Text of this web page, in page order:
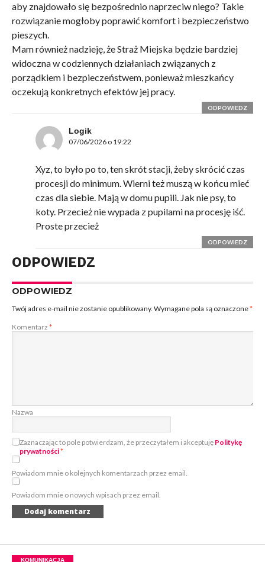
aby znajdowało się bezpośrednio naprzeciw niego? Takie
rozwiązanie mogłoby poprawić komfort i bezpieczeństwo
pieszych.
Mam również nadzieję, że Straż Miejska będzie bardziej
widoczna w codziennych działaniach związanych z
porządkiem i bezpieczeństwem, ponieważ mieszkańcy
oczekują konkretnych efektów jej pracy.
ODPOWIEDZ
Logik
07/06/2026 o 19:22
Xyz, to było po to, ten skrót stacji, żeby skrócić czas
procesji do minimum. Wierni też muszą w końcu mieć
czas dla siebie. Mają w domu pupili. Jak nie psy, to
koty. Przecież nie wypada z pupilami na procesję iść.
Proste przecież
ODPOWIEDZ
ODPOWIEDZ
ODPOWIEDZ
Twój adres e-mail nie zostanie opublikowany. Wymagane pola są oznaczone*
Komentarz *
Nazwa
Zaznaczając to pole potwierdzam, że przeczytałem i akceptuję Politykę
prywatności*
Powiadom mnie o kolejnych komentarzach przez email.
Powiadom mnie o nowych wpisach przez email.
KOMUNIKACJA